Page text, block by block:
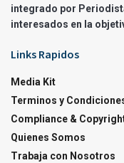
integrado por
interesados en la
Links Rapidos
Media Kit
Terminos y
Compliance &
Quienes Somos
Trabaja con Nosotros